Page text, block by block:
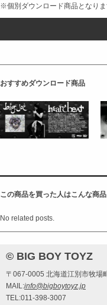
※個別ダウンロード商品となりま
おすすめダウンロード商品
この商品を買った人はこんな商
No related posts.
© BIG BOY TOYZ
〒067-0005 北海道江別市牧場
MAIL:info@bigboytoyz.jp
TEL:011-398-3007